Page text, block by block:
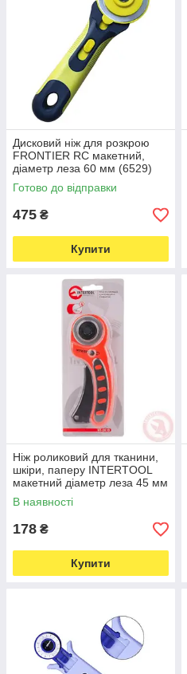
Дисковий ніж для розкрою
FRONTIER RC макетний,
діаметр леза 60 мм (6529)
Готово до відправки
475 ₴
Купити
Ніж роликовий для тканини,
шкіри, паперу INTERTOOL
макетний діаметр леза 45 мм
(5849)
В наявності
178 ₴
Купити